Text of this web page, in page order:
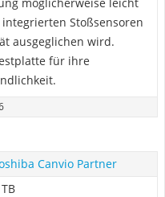
Stoßsensoren
ausgeglichen wird.
für ihre
Canvio Partner